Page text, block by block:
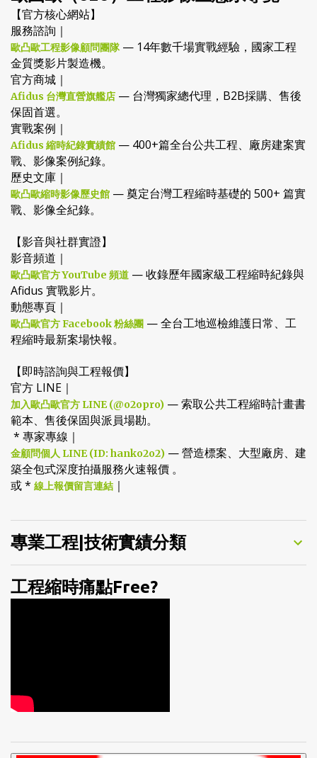
歐凸歐（o2o）工程影像生態系導覽
【官方核心網站】
服務諮詢｜
歐凸歐工程影像顧問團隊
金質獎影片製造機。
官方商城｜
Afidus 台灣直營旗艦店
保固首選。
實戰案例｜
Afidus 縮時紀錄實績館
戰、影像案例紀錄。
歷史文庫｜
歐凸歐縮時影像歷史館
【影音與社群實證】
影音頻道｜
歐凸歐官方 YouTube 頻道
Afidus 實戰影片。
動態專頁｜
歐凸歐官方 Facebook 粉絲團
【即時諮詢與工程報價】
官方 LINE｜
加入歐凸歐官方 LINE (@o2opro)
範本、售後保固與派員場勘。
* 專家專線｜
金顧問個人 LINE (ID: hanko2o2)— 營造標案、大型廠房、建
築全包式深度拍攝服務火速報價 。
專業工程|技術實績分類
工程縮時痛點Free?